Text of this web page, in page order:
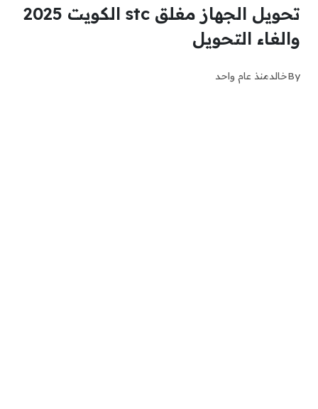
تحويل الجهاز مغلق stc الكويت 2025
والغاء التحويل
Byخالدمنذ عام واحد